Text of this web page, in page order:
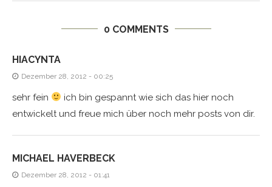
0 COMMENTS
HIACYNTA
Dezember 28, 2012 - 00:25
sehr fein
ich bin gespannt wie sich das hier noch
entwickelt und freue mich über noch mehr posts von dir.
MICHAEL HAVERBECK
Dezember 28, 2012 - 01:41